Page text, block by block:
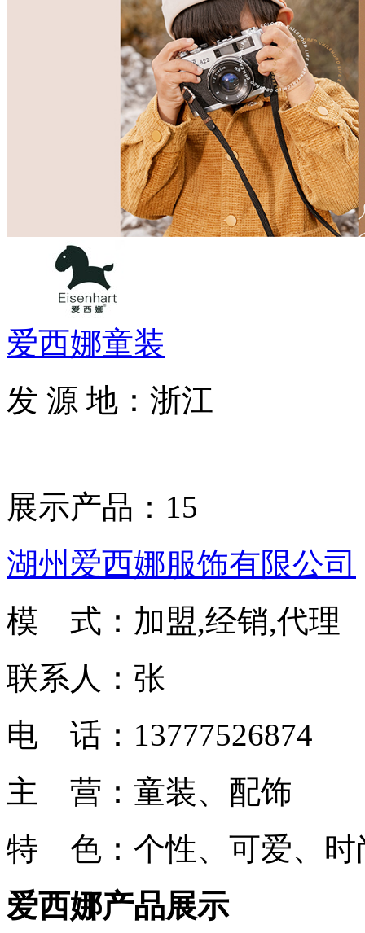
爱西娜童装
发 源 地：浙江
展示产品：15
湖州爱西娜服饰有限公司
模 式：加盟,经销,代理
联系人：张
电 话：13777526874
主 营：童装、配饰
特 色：个性、可爱、时
爱西娜产品展示